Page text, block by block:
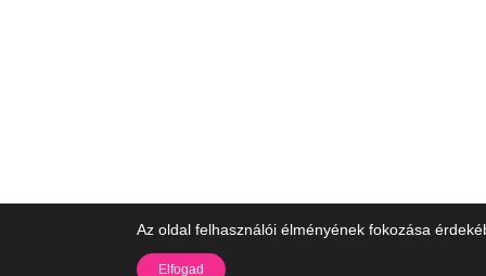
Az oldal felhasználói élményének fokozása
Elfogad